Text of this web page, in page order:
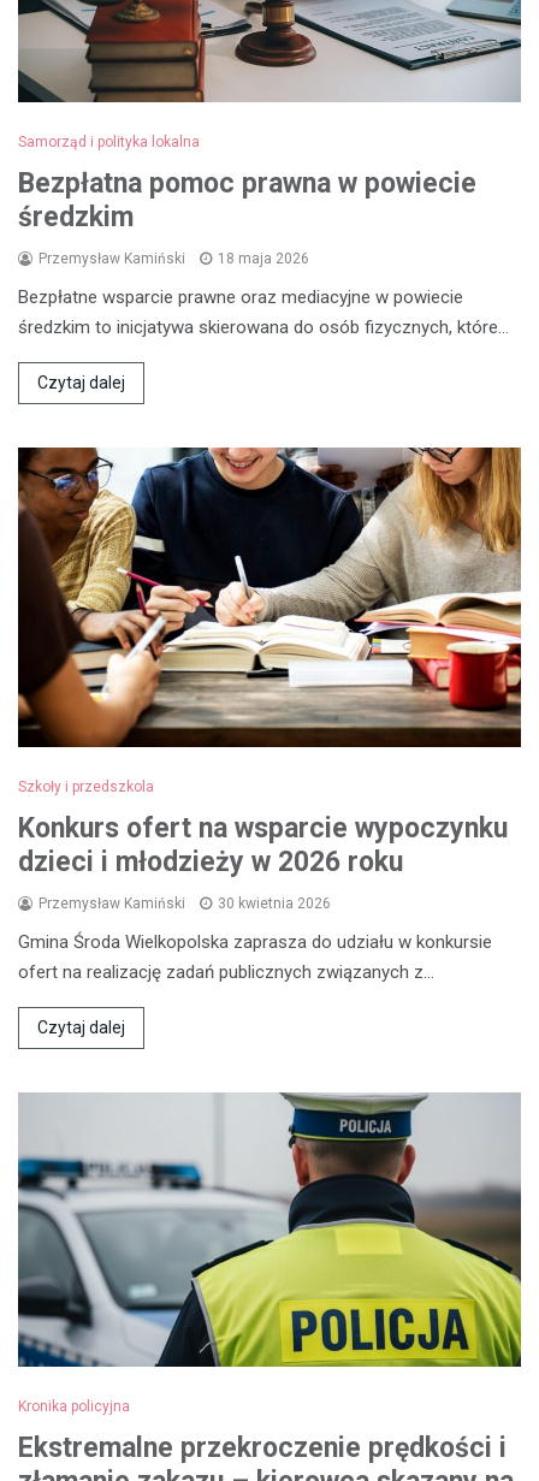
Samorząd i polityka lokalna
Bezpłatna pomoc prawna w powiecie
średzkim
Przemysław Kamiński 18 maja 2026
Bezpłatne wsparcie prawne oraz mediacyjne w powiecie
średzkim to inicjatywa skierowana do osób fizycznych, które…
Czytaj dalej
Szkoły i przedszkola
Konkurs ofert na wsparcie wypoczynku
dzieci i młodzieży w 2026 roku
Przemysław Kamiński 30 kwietnia 2026
Gmina Środa Wielkopolska zaprasza do udziału w konkursie
ofert na realizację zadań publicznych związanych z…
Czytaj dalej
Kronika policyjna
Ekstremalne przekroczenie prędkości i